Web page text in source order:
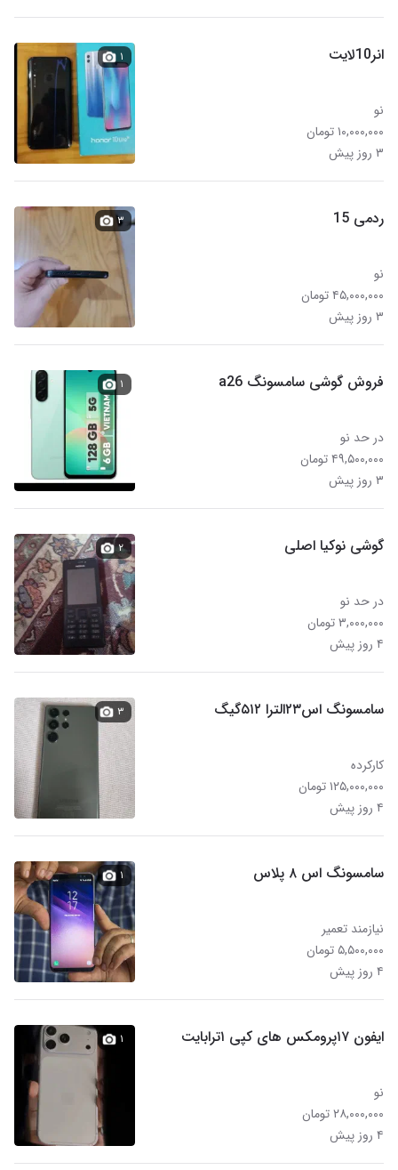
انر10لایت
نو
۱۰,۰۰۰,۰۰۰ تومان
۳ روز پیش
۱
ردمی 15
نو
۴۵,۰۰۰,۰۰۰ تومان
۳ روز پیش
۳
فروش گوشی سامسونگ a26
در حد نو
۴۹,۵۰۰,۰۰۰ تومان
۳ روز پیش
۱
گوشی نوکیا اصلی
در حد نو
۳,۰۰۰,۰۰۰ تومان
۴ روز پیش
۲
سامسونگ اس۲۳الترا ۵۱۲گیگ
کارکرده
۱۲۵,۰۰۰,۰۰۰ تومان
۴ روز پیش
۳
سامسونگ اس ۸ پلاس
نیازمند تعمیر
۵,۵۰۰,۰۰۰ تومان
۴ روز پیش
۱
ایفون ۱۷پرومکس های کپی ۱ترابایت
نو
۲۸,۰۰۰,۰۰۰ تومان
۴ روز پیش
۱